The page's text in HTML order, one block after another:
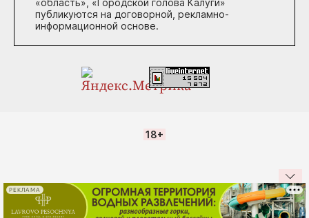
публикуются на договорной, рекламно-
информационной основе.
18+
РЕКЛАМА